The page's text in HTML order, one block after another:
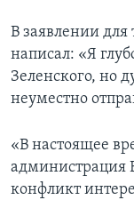
В заявлении
написал: «Я
Зеленского, но
неуместно
«В настоящее
администрация
конфликт